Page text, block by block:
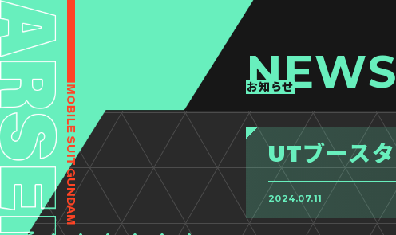
NEWS
お知らせ
UTブース
2024.07.11